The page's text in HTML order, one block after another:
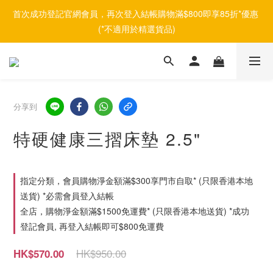
首次成功登記官網會員，再次登入結帳購物滿$800即享85折*優惠
(*不適用於精選貨品)
分享到
特硬健康三摺床墊 2.5"
指定分類，會員購物淨金額滿$300享門市自取* (只限香港本地
送貨) *必需會員登入結帳
全店，購物淨金額滿$1500免運費* (只限香港本地送貨) *成功
登記會員, 再登入結帳即可$800免運費
HK$950.00
HK$570.00